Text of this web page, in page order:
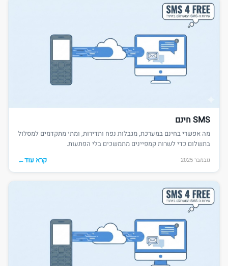
SMS חינם
מה אפשרי בחינם במערכת, מגבלות נפח ותדירות, ומתי מתקדמים למסלול
בתשלום כדי לשרות קמפיינים מתמשכים בלי הפתעות.
נובמבר 2025 קרא עוד←